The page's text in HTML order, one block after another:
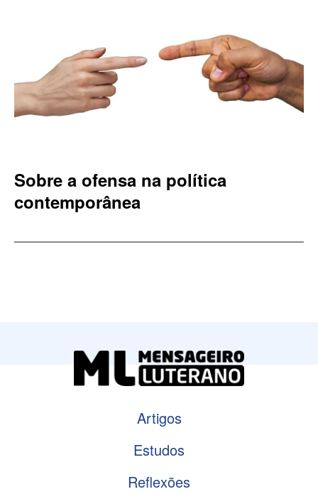
Sobre a ofensa na política
contemporânea
Artigos
Estudos
Reflexões